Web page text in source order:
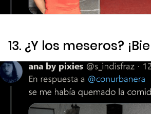
13. ¿Y los meseros?